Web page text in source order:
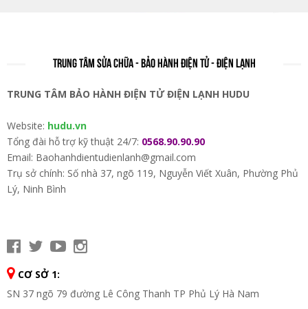
TRUNG TÂM SỬA CHỮA - BẢO HÀNH ĐIỆN TỬ - ĐIỆN LẠNH
TRUNG TÂM BẢO HÀNH ĐIỆN TỬ ĐIỆN LẠNH HUDU
Website: hudu.vn
Tổng đài hỗ trợ kỹ thuật 24/7: 0568.90.90.90
Email: Baohanhdientudienlanh@gmail.com
Trụ sở chính: Số nhà 37, ngõ 119, Nguyễn Viết Xuân, Phường Phủ
Lý, Ninh Bình
CƠ SỞ 1:
SN 37 ngõ 79 đường Lê Công Thanh TP Phủ Lý Hà Nam